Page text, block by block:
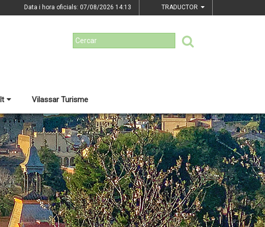
Data i hora oficials: 07/08/2026 14:13 TRADUCTOR
Vilassar Turisme